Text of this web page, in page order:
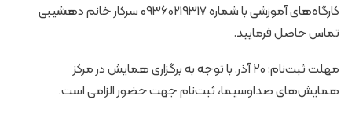
کارگاه‌های آموزشی با شماره 09360219317 سرکار خانم دهشیبی
تماس حاصل فرمایید.
مهلت ثبت‌نام: ۲۰ آذر. با توجه به برگزاری همایش در مرکز
همایش‌های صداوسیما، ثبت‌نام جهت حضور الزامی است.